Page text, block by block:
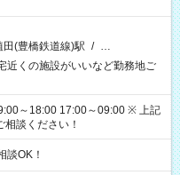
田(豊橋鉄道線)駅 / …
くの施設がいいなど勤務地ご
18:00 17:00～09:00 ※ 上記
談ください！
OK！